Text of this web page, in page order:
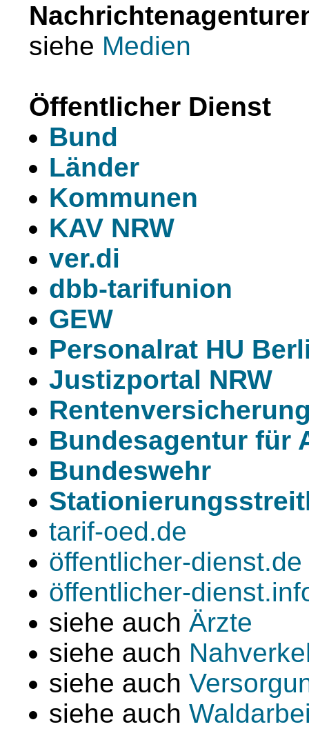
siehe Medien
Öffentlicher Dienst
Bund
Länder
Kommunen
KAV NRW
ver.di
dbb-tarifunion
GEW
Personalrat HU
Justizportal NRW
Bundesagentur für
Bundeswehr
tarif-oed.de
öffentlicher-dienst.de
öffentlicher-
siehe auch Ärzte
siehe auch
siehe auch
siehe auch